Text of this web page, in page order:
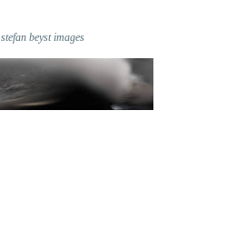
stefan beyst images